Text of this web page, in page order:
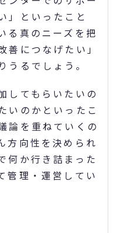
」といったこと
る真のニーズを把
善につなげたい」
うるでしょう。
してもらいたいの
いのかといったこ
論を重ねていくの
方向性を決められ
何か行き詰まった
管理・運営してい